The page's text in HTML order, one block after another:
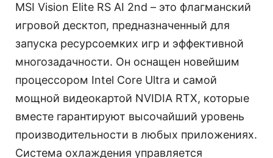
MSI Vision Elite RS AI 2nd – это флагманский
игровой десктоп, предназначенный для
запуска ресурсоемких игр и эффективной
многозадачности. Он оснащен новейшим
процессором Intel Core Ultra и самой
мощной видеокартой NVIDIA RTX, которые
вместе гарантируют высочайший уровень
производительности в любых приложениях.
Система охлаждения управляется